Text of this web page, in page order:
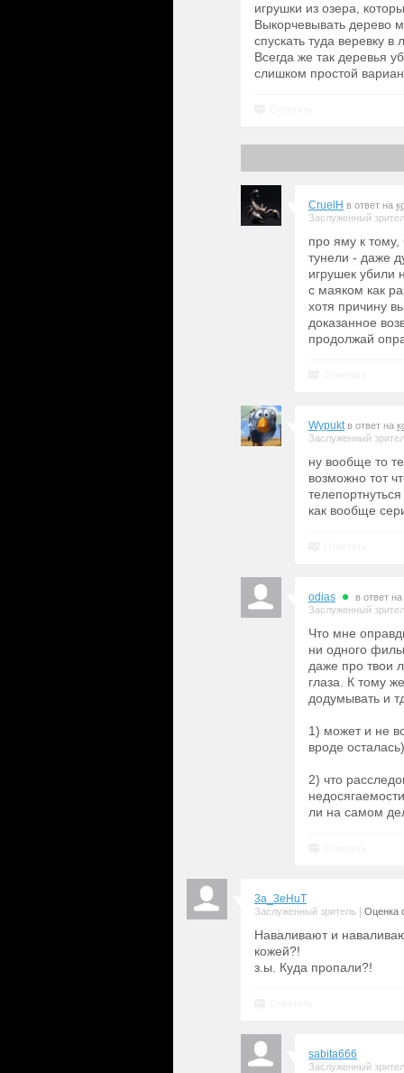
игрушки из озера,
Выкорчевывать дерево
спускать туда веревку
Всегда же так деревья
слишком простой
CruelH в ответ на
Заслуженный
про яму к тому,
тунели - даже
игрушек убили
с маяком как
хотя причину
доказанное
продолжай
Wypukt в ответ на
Заслуженный
ну вообще то
возможно тот
как вообще
odias в ответ на
Заслуженный
Что мне
ни одного
даже про твои
глаза. К тому
додумывать и
1) может и не
вроде осталась)
2) что
ли на самом
3a_3eHuT
Заслуженный зритель Оценка
Наваливают и
кожей?!
з.ы. Куда пропали?!
sabita666
Заслуженный